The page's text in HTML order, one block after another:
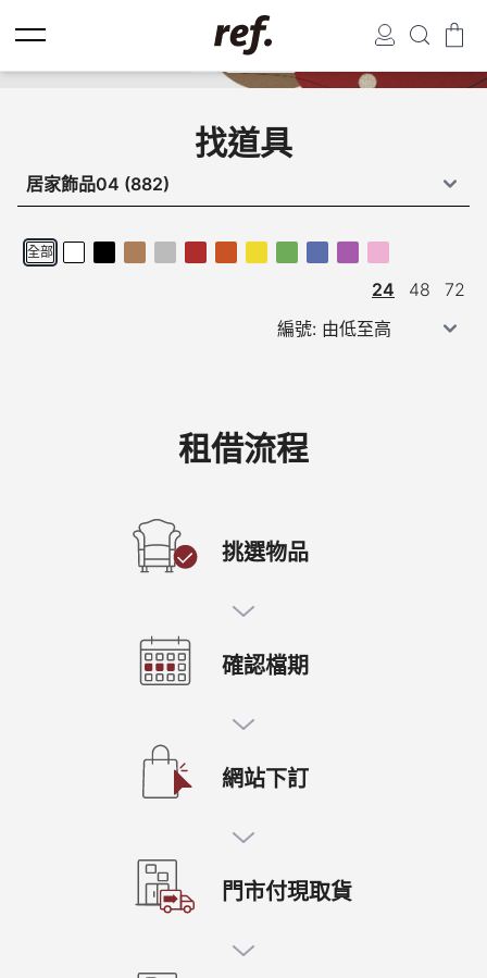
找道具
全部
24 48 72
租借流程
挑選物品
確認檔期
網站下訂
門市付現取貨